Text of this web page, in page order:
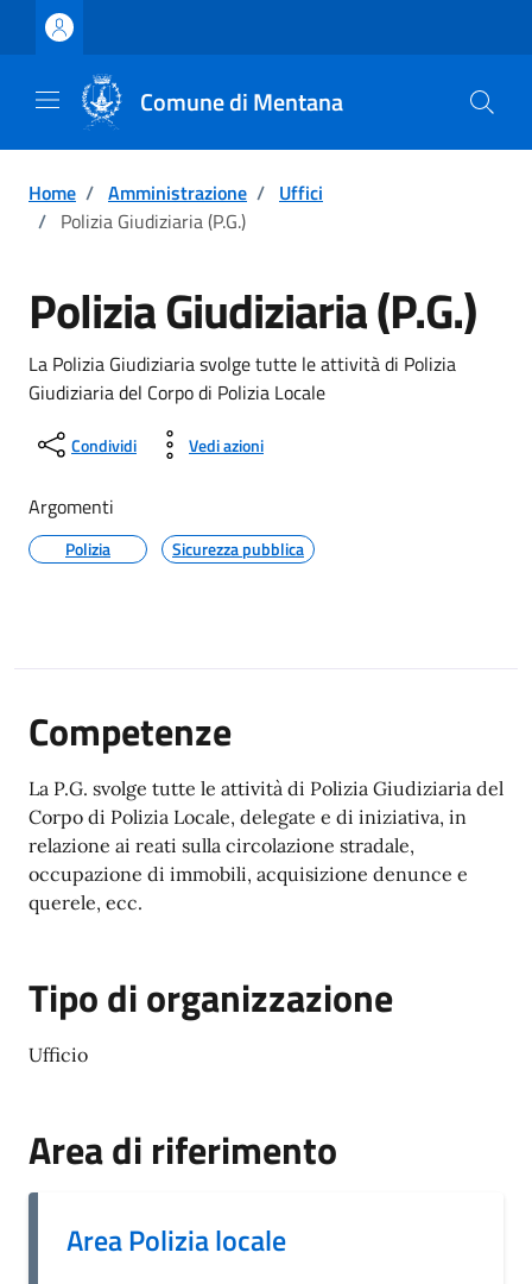
Vai ai contenuti
Vai al footer
Comune di Mentana
Home / Amministrazione / Uffici
/ Polizia Giudiziaria (P.G.)
Polizia Giudiziaria (P.G.)
La Polizia Giudiziaria svolge tutte le attività di Polizia
Giudiziaria del Corpo di Polizia Locale
Condividi Vedi azioni
Argomenti
Polizia Sicurezza pubblica
Competenze
La P.G. svolge tutte le attività di Polizia Giudiziaria del
Corpo di Polizia Locale, delegate e di iniziativa, in
relazione ai reati sulla circolazione stradale,
occupazione di immobili, acquisizione denunce e
querele, ecc.
Tipo di organizzazione
Ufficio
Area di riferimento
Area Polizia locale